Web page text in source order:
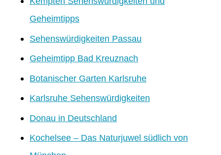
Geheimtipps
Sehenswürdigkeiten Passau
Geheimtipp Bad Kreuznach
Botanischer Garten Karlsruhe
Karlsruhe Sehenswürdigkeiten
Donau in Deutschland
Kochelsee – Das Naturjuwel südlich von